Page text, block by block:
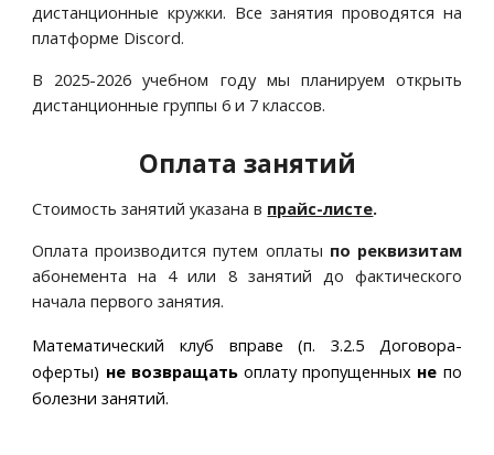
дистанционные кружки. Все занятия проводятся на
платформе Discord.
В 2025-2026 учебном году мы планируем открыть
дистанционные группы 6 и 7 классов.
Оплата занятий
Стоимость занятий указана в прайс-листе.
Оплата производится путем оплаты по реквизитам
абонемента на 4 или 8 занятий до фактического
начала первого занятия.
Математический клуб вправе (п. 3.2.5 Договора-
оферты) не возвращатьоплату пропущенных не по
болезни занятий.